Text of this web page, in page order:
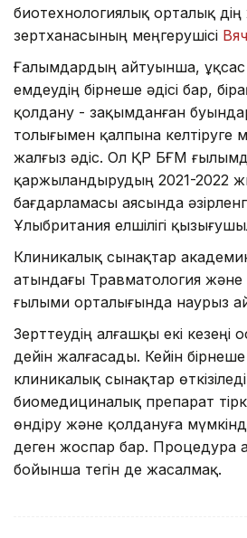
биотехнологиялық орталық
зертханасының меңгерушісі
Ғалымдардың айтуынша,
емдеудің бірнеше әдісі бар,
қолдану - зақымданған
толығымен қалпына келтіруге
жалғыз әдіс. Ол ҚР БҒМ
қаржыландырудың 2021-2022
бағдарламасы аясында
Ұлыбритания елшілігі
Клиникалық сынақтар
атындағы Травматология
ғылыми орталығында наурыз
Зерттеудің алғашқы екі
дейін жалғасады. Кейін
клиникалық сынақтар
биомедициналық препарат
өндіру және қолдануға
деген жоспар бар. Процедура
бойынша тегін де жасалмақ.